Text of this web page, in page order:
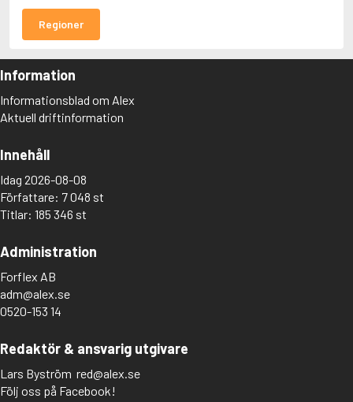
Regioner
Information
Informationsblad om Alex
Aktuell driftinformation
Innehåll
Idag 2026-08-08
Författare: 7 048 st
Titlar: 185 346 st
Administration
Forflex AB
adm@alex.se
0520-153 14
Redaktör & ansvarig utgivare
Lars Byström red@alex.se
Följ oss på Facebook!